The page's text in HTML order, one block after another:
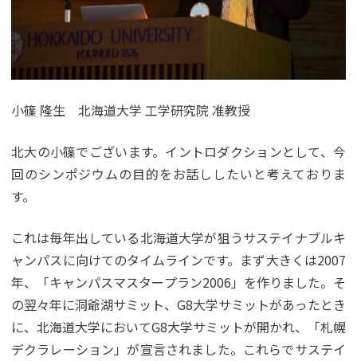
小篠 隆生 北海道大学 工学研究院 准教授
北大の小篠でございます。イントロダクションとして、今
回のシンポジウムの目的をお話ししたいと考えておりま
す。
これは毎年出している北海道大学が狙うサステイナブルキ
ャンパスに向けてのタイムラインです。まず大きくは2007
年、「キャンパスマスタープラン2006」を作りました。そ
の翌々年に洞爺湖サミット、G8大学サミットがあったとき
に、北海道大学においてG8大学サミットが開かれ、「札幌
デクラレーション」が宣言されました。これらでサステイ